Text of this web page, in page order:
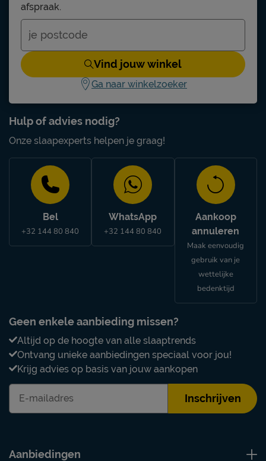
Hulp of advies nodig?
Onze slaapexperts helpen je graag!
Bel
+32 144 80 840
WhatsApp
+32 144 80 840
Aankoop
annuleren
Maak eenvoudig
gebruik van je
wettelijke
bedenktijd
Geen enkele aanbieding missen?
Altijd op de hoogte van alle slaaptrends
Ontvang unieke aanbiedingen speciaal voor jou!
Krijg advies op basis van jouw aankopen
Inschrijven
afspraak.
Vind jouw winkel
Ga naar winkelzoeker
Aanbiedingen